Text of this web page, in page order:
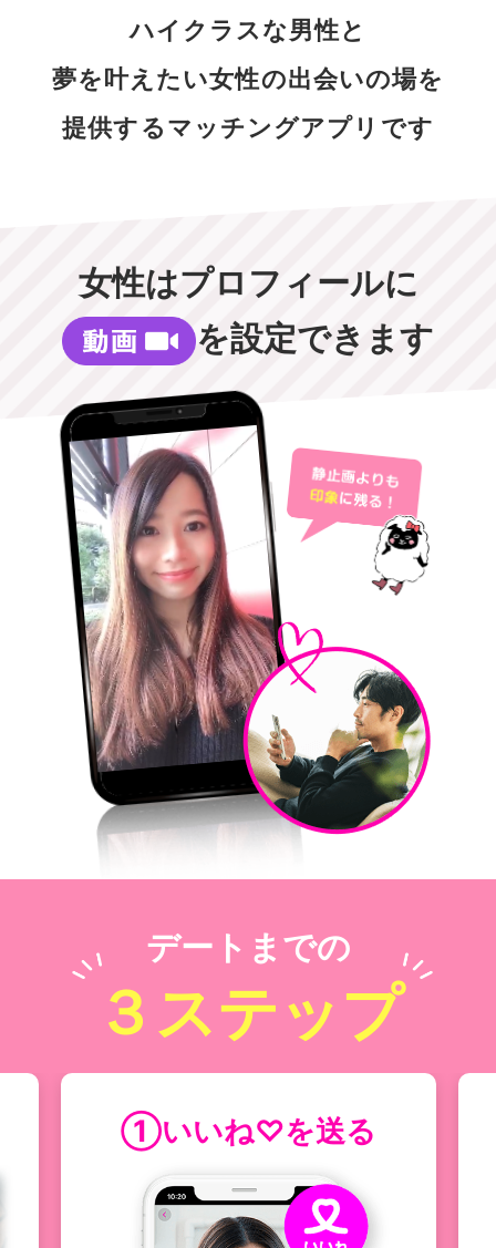
ハイクラスな男性と
夢を叶えたい女性の出会いの場を
提供するマッチングアプリです
女性はプロフィールに
を設定できます
デートまでの
３ステップ
①いいね♡を送る